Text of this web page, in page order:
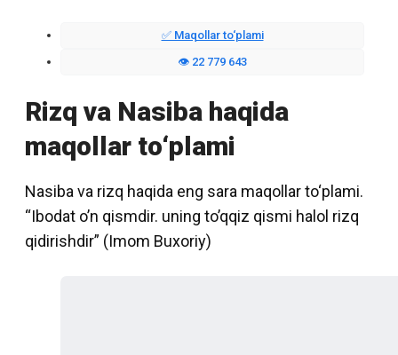
✅ Maqollar to‘plami
👁️ 22 779 643
Rizq va Nasiba haqida
maqollar to‘plami
Nasiba va rizq haqida eng sara maqollar to‘plami.
“Ibodat o’n qismdir. uning to’qqiz qismi halol rizq
qidirishdir” (Imom Buxoriy)